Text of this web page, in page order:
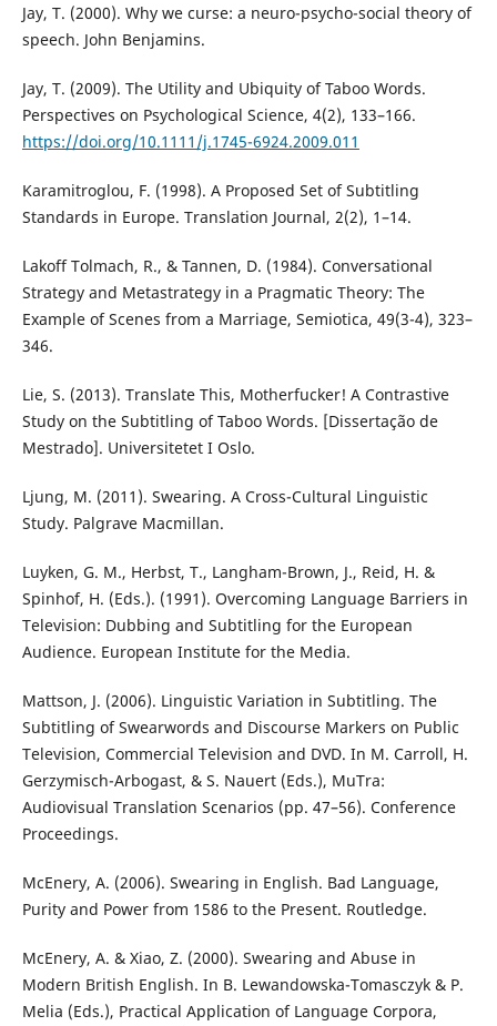
Jay, T. (2000). Why we curse: a neuro-psycho-social theory of
speech. John Benjamins.
Jay, T. (2009). The Utility and Ubiquity of Taboo Words.
Perspectives on Psychological Science, 4(2), 133–166.
https://doi.org/10.1111/j.1745-6924.2009.011
Karamitroglou, F. (1998). A Proposed Set of Subtitling
Standards in Europe. Translation Journal, 2(2), 1–14.
Lakoff Tolmach, R., & Tannen, D. (1984). Conversational
Strategy and Metastrategy in a Pragmatic Theory: The
Example of Scenes from a Marriage, Semiotica, 49(3-4), 323–
346.
Lie, S. (2013). Translate This, Motherfucker! A Contrastive
Study on the Subtitling of Taboo Words. [Dissertação de
Mestrado]. Universitetet I Oslo.
Ljung, M. (2011). Swearing. A Cross-Cultural Linguistic
Study. Palgrave Macmillan.
Luyken, G. M., Herbst, T., Langham-Brown, J., Reid, H. &
Spinhof, H. (Eds.). (1991). Overcoming Language Barriers in
Television: Dubbing and Subtitling for the European
Audience. European Institute for the Media.
Mattson, J. (2006). Linguistic Variation in Subtitling. The
Subtitling of Swearwords and Discourse Markers on Public
Television, Commercial Television and DVD. In M. Carroll, H.
Gerzymisch-Arbogast, & S. Nauert (Eds.), MuTra:
Audiovisual Translation Scenarios (pp. 47–56). Conference
Proceedings.
McEnery, A. (2006). Swearing in English. Bad Language,
Purity and Power from 1586 to the Present. Routledge.
McEnery, A. & Xiao, Z. (2000). Swearing and Abuse in
Modern British English. In B. Lewandowska-Tomasczyk & P.
Melia (Eds.), Practical Application of Language Corpora,